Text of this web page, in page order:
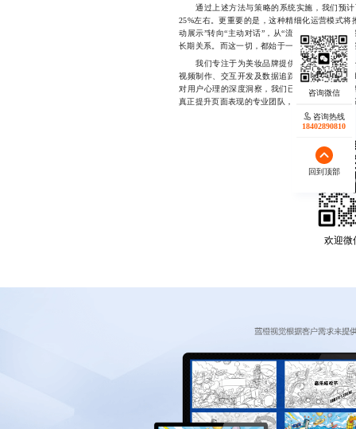
通过上述方法与策略的系统实施，我们预计
25%左右。更重要的是，这种精细化运营模式
动展示”转向“主动对话”，从“流量驱动”转向“
长期关系。而这一切，都始于一个真正懂用户、
我们专注于为美妆品牌提供从策划到落地的
视频制作、交互开发及数据追踪全链路支持，
对用户心理的深度洞察，我们已成功助力多家
真正提升页面表现的专业团队，欢迎联系我们的
欢迎微
咨询热线
18402890810
回到顶部